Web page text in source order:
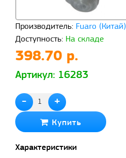
Производитель: Fuaro (Китай)
Доступность: На складе
398.70 р.
Артикул: 16283
- +
Купить
Характеристики